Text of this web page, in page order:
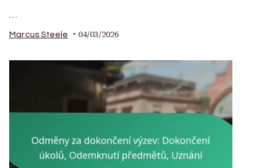
…
Marcus Steele 04/03/2026